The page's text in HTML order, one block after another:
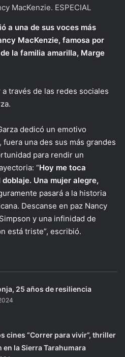
MacKenzie. ESPECIAL
a una de sus voces más
MacKenzie, famosa por
la familia amarilla, Marge
través de las redes sociales
dedicó un emotivo
una des sus más grandes
para rendir un
“Hoy me toca
Una mujer alegre,
pasará a la historia
Descanse en paz Nancy
y una infinidad de
está triste”, escribió.
25 años de resiliencia
cines “Correr para vivir”, thriller
en la Sierra Tarahumara